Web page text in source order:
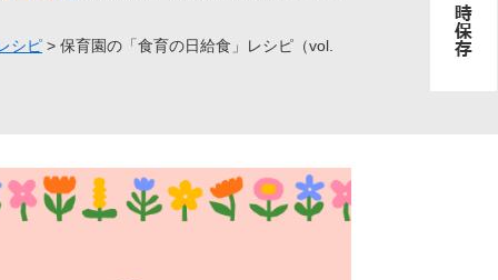
シピ > 保育園の「食育の日給食」レシピ（vol.